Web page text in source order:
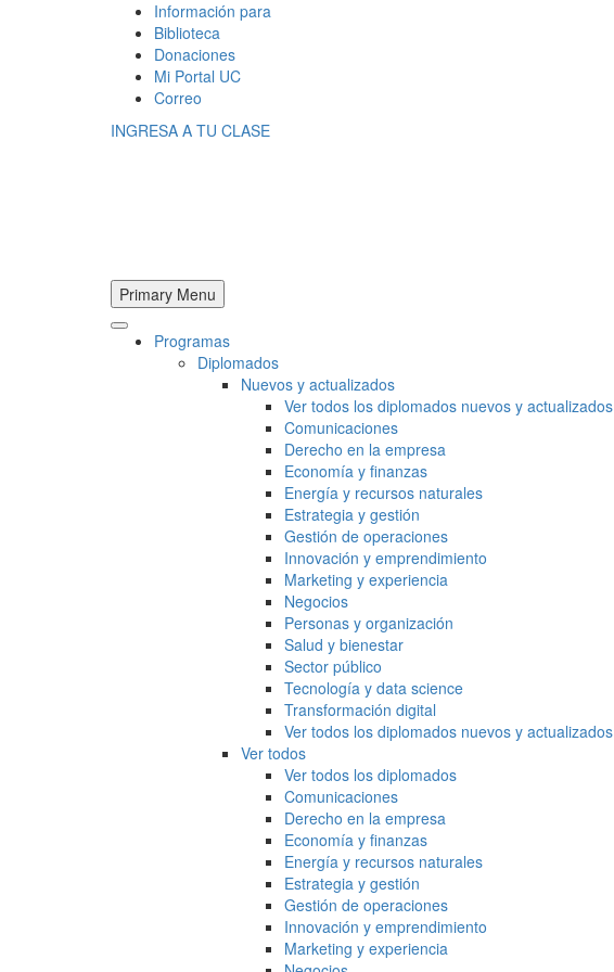
Información para
Biblioteca
Donaciones
Mi Portal UC
Correo
INGRESA A TU CLASE
Primary Menu
Programas
Diplomados
Nuevos y actualizados
Ver todos los diplomados nuevos y actualizados
Comunicaciones
Derecho en la empresa
Economía y finanzas
Energía y recursos naturales
Estrategia y gestión
Gestión de operaciones
Innovación y emprendimiento
Marketing y experiencia
Negocios
Personas y organización
Salud y bienestar
Sector público
Tecnología y data science
Transformación digital
Ver todos los diplomados nuevos y actualizados
Ver todos
Ver todos los diplomados
Comunicaciones
Derecho en la empresa
Economía y finanzas
Energía y recursos naturales
Estrategia y gestión
Gestión de operaciones
Innovación y emprendimiento
Marketing y experiencia